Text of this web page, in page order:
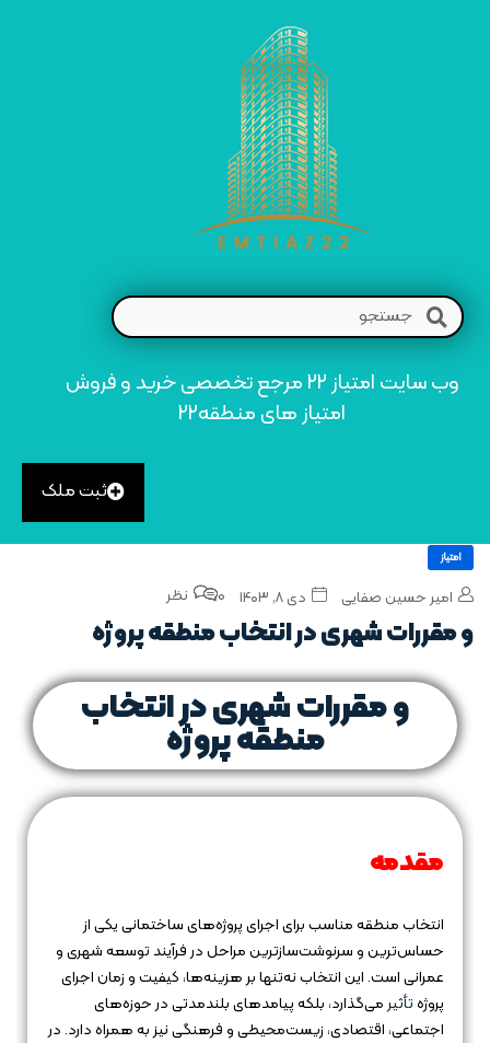
وب سایت امتیاز 22 مرجع تخصصی خرید و فروش
امتیاز های منطقه22
ثبت ملک
امتیاز
امیر حسین صفایی دی ۸, ۱۴۰۳ 0 نظر
و مقررات شهری در انتخاب منطقه پروژه
و مقررات شهری در انتخاب
منطقه پروژه
مقدمه
انتخاب منطقه مناسب برای اجرای پروژه‌های ساختمانی یکی از
حساس‌ترین و سرنوشت‌سازترین مراحل در فرآیند توسعه شهری و
عمرانی است. این انتخاب نه‌تنها بر هزینه‌ها، کیفیت و زمان اجرای
پروژهتأثیر می‌گذارد، بلکه پیامدهای بلندمدتی در حوزه‌های
اجتماعی، اقتصادی، زیست‌محیطی و فرهنگی نیز به همراه دارد. در